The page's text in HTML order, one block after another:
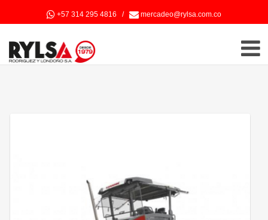
+57 314 295 4816 / mercadeo@rylsa.com.co